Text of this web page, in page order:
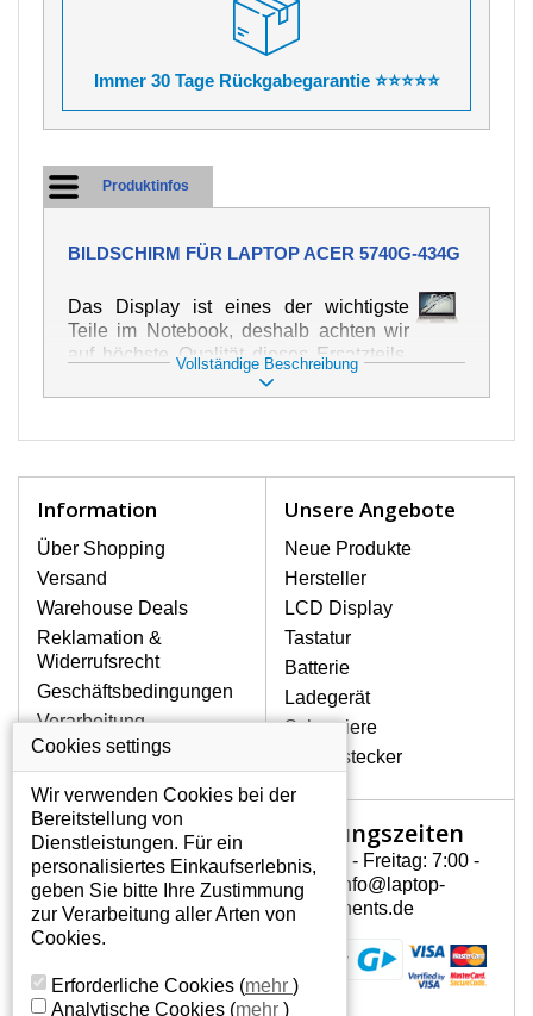
Immer 30 Tage Rückgabegarantie ⭐⭐⭐⭐⭐
Produktinfos
BILDSCHIRM FÜR LAPTOP ACER 5740G-434G
Das Display ist eines der wichtigste
Teile im Notebook, deshalb achten wir
auf höchste Qualität dieses Ersatzteils.
Er dient zur Darstellung von Texten und
Bildern in verschiedener Form. Zu
Notebook höchst vorsichtig umzugehen.
gehören mechanische Schäden, z. B.
ein geborstenes Display oder Risse.
Ferner senkrechte Streifen, das Display
ist ungleichmäßig hell.
LCD DISPLAYS ACER 5740G-
434G VON HÖCHSTER
Auf Lager halten wir nur
Originaldisplays, die die hohe
Qualitätsklasse A+ erfüllen, also
ohne mangelhafte Pixel, und
zwar über die gesamte
Garantiezeit.
WIE KÖNNEN SIE FESTSTELLEN,
WELCHES DISPLAY SIE FÜR IHREN
NOTEBOOK BRAUCHEN ACER 5740G-
434G?
Vollständige Beschreibung
Information
Über Shopping
Versand
Warehouse Deals
Reklamation &
Widerrufsrecht
Geschäftsbedingungen
Verarbeitung
personenbezogener
Daten
Über uns - Impressum
Unsere Angebote
Neue Produkte
Hersteller
LCD Display
Tastatur
Batterie
Ladegerät
Scharniere
Gerätestecker
Mein Konto
Mein Konto
Persönliche Daten
Addressen
Öffnungszeiten
Montag - Freitag: 7:00 -
15:30 info@laptop-
components.de
Cookies settings
Wir verwenden Cookies bei der
Bereitstellung von
Dienstleistungen. Für ein
personalisiertes Einkaufserlebnis,
geben Sie bitte Ihre Zustimmung
zur Verarbeitung aller Arten von
Cookies.
Erforderliche Cookies (mehr )
Analytische Cookies (mehr )